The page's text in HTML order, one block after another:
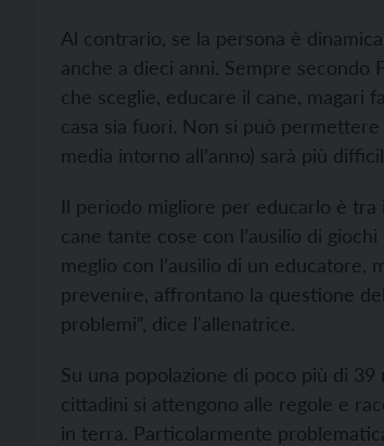
Al contrario, se la persona è
anche a dieci anni. Sempre secondo
che sceglie, educare il cane, magari
casa sia fuori. Non si può
media intorno all’anno) sarà più
Il periodo migliore per educarlo è
cane tante cose con l’ausilio di
meglio con l’ausilio di un
prevenire, affrontano la questione
problemi”, dice l'allenatrice.
Su una popolazione di poco più di
cittadini si attengono alle regole e
in terra. Particolarmente